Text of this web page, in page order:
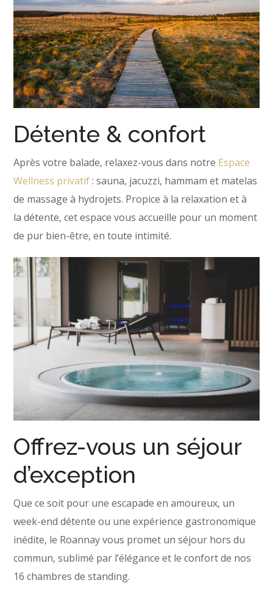
Détente & confort
Après votre balade, relaxez-vous dans notre Espace
Wellness privatif: sauna, jacuzzi, hammam et matelas
de massage à hydrojets. Propice à la relaxation et à
la détente, cet espace vous accueille pour un moment
de pur bien-être, en toute intimité.
Offrez-vous un séjour
d’exception
Que ce soit pour une escapade en amoureux, un
week-end détente ou une expérience gastronomique
inédite, le Roannay vous promet un séjour hors du
commun, sublimé par l’élégance et le confort de nos
16 chambres de standing.